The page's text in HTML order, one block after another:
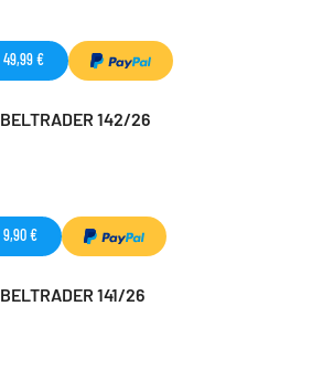
49,99 €
142/26
9,90 €
141/26